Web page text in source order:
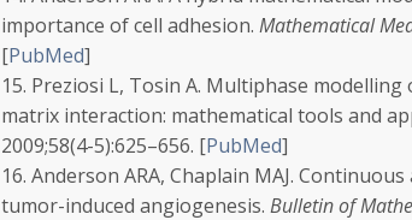
importance of cell adhesion. Mathematical
[PubMed]
15. Preziosi L, Tosin A. Multiphase
matrix interaction: mathematical tools and
2009;58(4-5):625–656. [PubMed]
16. Anderson ARA, Chaplain MAJ.
tumor-induced angiogenesis. Bulletin of